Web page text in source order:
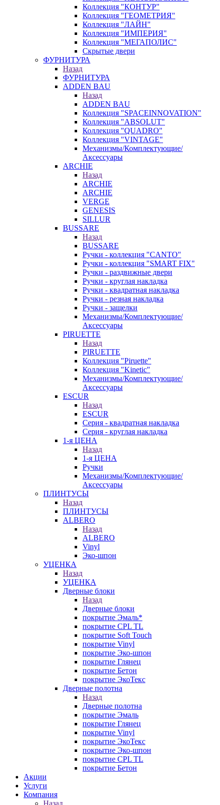
Коллекция "КОНТУР"
Коллекция "ГЕОМЕТРИЯ"
Коллекция "ЛАЙН"
Коллекция "ИМПЕРИЯ"
Коллекция "МЕГАПОЛИС"
Скрытые двери
ФУРНИТУРА
Назад
ФУРНИТУРА
ADDEN BAU
Назад
ADDEN BAU
Коллекция "SPACEINNOVATION"
Коллекция "ABSOLUT"
Коллекция "QUADRO"
Коллекция "VINTAGE"
Механизмы/Комплектующие/
Аксессуары
ARCHIE
Назад
ARCHIE
ARCHIE
VERGE
GENESIS
SILLUR
BUSSARE
Назад
BUSSARE
Ручки - коллекция "CANTO"
Ручки - коллекция "SMART FIX"
Ручки - раздвижные двери
Ручки - круглая накладка
Ручки - квадратная накладка
Ручки - резная накладка
Ручки - защелки
Механизмы/Комплектующие/
Аксессуары
PIRUETTE
Назад
PIRUETTE
Коллекция "Piruette"
Коллекция "Kinetic"
Механизмы/Комплектующие/
Аксессуары
ESCUR
Назад
ESCUR
Серия - квадратная накладка
Серия - круглая накладка
1-я ЦЕНА
Назад
1-я ЦЕНА
Ручки
Механизмы/Комплектующие/
Аксессуары
ПЛИНТУСЫ
Назад
ПЛИНТУСЫ
ALBERO
Назад
ALBERO
Vinyl
Эко-шпон
УЦЕНКА
Назад
УЦЕНКА
Дверные блоки
Назад
Дверные блоки
покрытие Эмаль*
покрытие CPL TL
покрытие Soft Touch
покрытие Vinyl
покрытие Эко-шпон
покрытие Глянец
покрытие Бетон
покрытие ЭкоТекс
Дверные полотна
Назад
Дверные полотна
покрытие Эмаль
покрытие Глянец
покрытие Vinyl
покрытие ЭкоТекс
покрытие Эко-шпон
покрытие CPL TL
покрытие Бетон
Акции
Услуги
Компания
Назад